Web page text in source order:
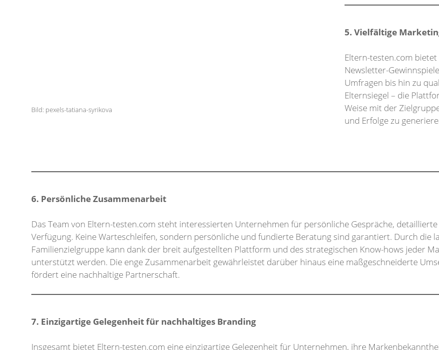
Bild: pexels-tatiana-syrikova
5. Vielfältige
Eltern-testen.com
Newsletter-
Umfragen bis hin zu
Elternsiegel – die
Weise mit der
und Erfolge zu
6. Persönliche Zusammenarbeit
Das Team von Eltern-testen.com steht interessierten Unternehmen für persönliche Gespräche,
Verfügung. Keine Warteschleifen, sondern persönliche und fundierte Beratung sind garantiert. Durch die
Familienzielgruppe kann dank der breit aufgestellten Plattform und des strategischen Know-hows jeder
unterstützt werden. Die enge Zusammenarbeit gewährleistet darüber hinaus eine maßgeschneiderte
fördert eine nachhaltige Partnerschaft.
7. Einzigartige Gelegenheit für nachhaltiges Branding
Insgesamt bietet Eltern-testen.com eine einzigartige Gelegenheit für Unternehmen, ihre